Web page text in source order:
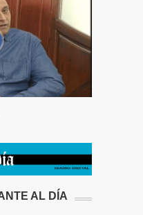
AL DÍA